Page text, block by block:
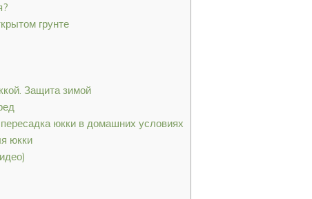
грунте
Защита зимой
юкки в домашних условиях
юкки